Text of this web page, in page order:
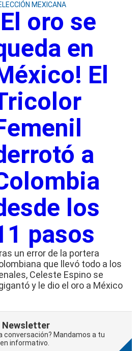
MEXICANA
oro se
en
El
a
los
pasos
un error de la portera
que llevó todo a los
Celeste Espino se
y le dio el oro a México
Newsletter
conversación? Mandamos a tu
informativo.